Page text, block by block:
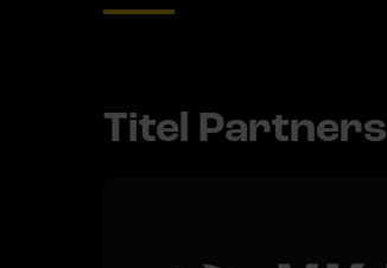
Titel Partners